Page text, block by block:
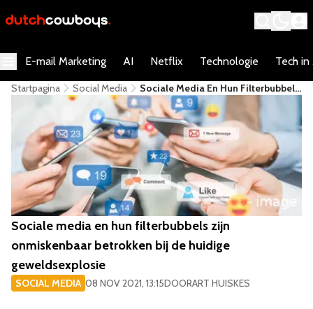
E-mail Marketing AI Netflix Technologie Tech in
Startpagina Social Media
Sociale Media En Hun Filterbubbels
Zijn Onmiskenbaar Betrokken Bij De
Huidige Geweldsexplosie
Sociale media en hun filterbubbels zijn
onmiskenbaar betrokken bij de huidige
geweldsexplosie
SOCIAL MEDIA 08 NOV 2021, 13:15DOORART HUISKES